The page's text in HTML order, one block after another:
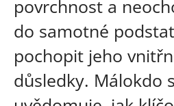
povrchnost a
do samotné
pochopit jeho
důsledky. Málokdo